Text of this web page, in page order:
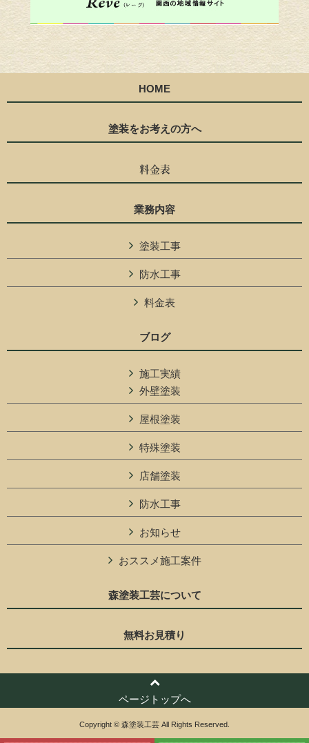
HOME
塗装をお考えの方へ
料金表
業務内容
塗装工事
防水工事
料金表
ブログ
施工実績
外壁塗装
屋根塗装
特殊塗装
店舗塗装
防水工事
お知らせ
おススメ施工案件
森塗装工芸について
無料お見積り
ページトップへ
Copyright © 森塗装工芸 All Rights Reserved.